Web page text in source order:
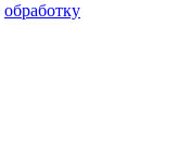
обработку